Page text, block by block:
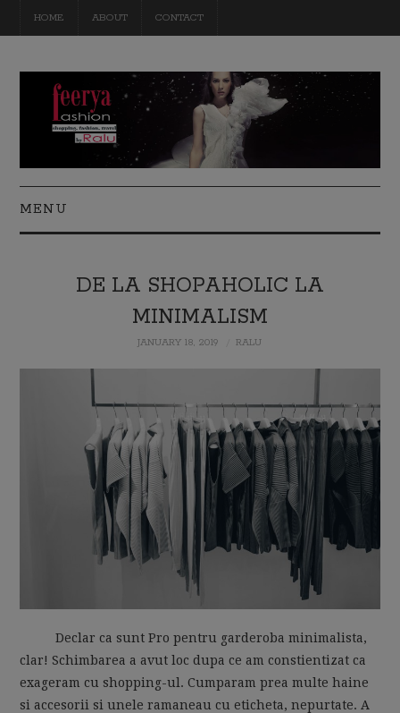
HOME ABOUT CONTACT
MENU
MOM LIFE
DE LA SHOPAHOLIC LA
MINIMALISM
JANUARY 18, 2019 RALU
Declar ca sunt Pro pentru garderoba minimalista,
clar! Schimbarea a avut loc dupa ce am constientizat ca
exageram cu shopping-ul. Cumparam prea multe haine
si accesorii si unele ramaneau cu eticheta, nepurtate. A